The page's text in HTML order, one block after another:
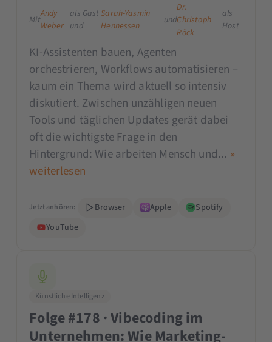
Mit
Andy
Weber
als Gast
und
Sarah-Yasmin
Hennessen
und
Dr.
Christoph
Röck
als
Host
KI-Assistenten bauen, Agenten
orchestrieren, Workflows automatisieren –
kaum ein Thema wird aktuell so intensiv
diskutiert. Zwischen unzähligen neuen
Tools und täglichen Updates gerät dabei
oft die wichtigste Frage in den
Hintergrund: Wie arbeiten Mensch und... »
weiterlesen
Jetzt anhören: Browser Apple
Spotify
YouTube
Künstliche Intelligenz
Folge #178 · Vibecoding im
Unternehmen: Wie Marketing-